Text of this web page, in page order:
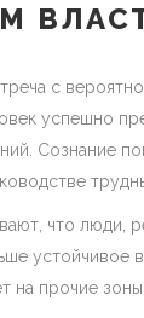
с
успешно
Сознание
что
на прочие